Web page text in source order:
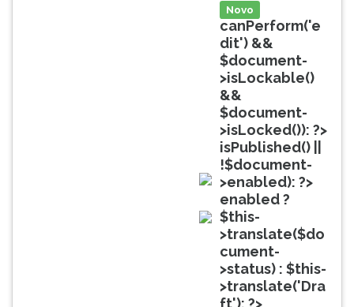
doc
doc
Novo
canPerform('e
dit') &&
$document-
>isLockable()
&&
$document-
>isLocked()): ?>
isPublished() ||
!$document-
>enabled): ?>
enabled ?
$this-
>translate($do
cument-
>status) : $this-
>translate('Dra
ft'); ?>